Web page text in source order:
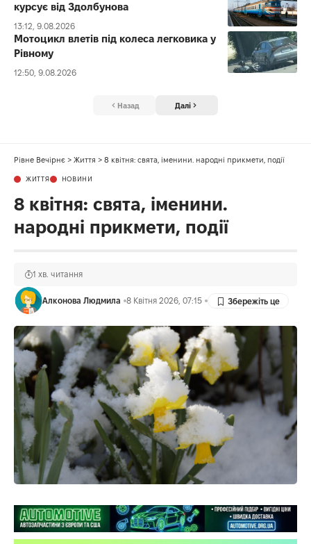
курсує від Здолбунова
13:12, 9.08.2026
Мотоцикл влетів під колеса легковика у
Рівному
12:50, 9.08.2026
Назад Далі
Рівне Вечірнє > Життя > 8 квітня: свята, іменини. народні прикмети, події
ЖИТТЯ НОВИНИ
8 квітня: свята, іменини.
народні прикмети, події
Алконова Людмила 8 Квітня 2026, 07:15
1 хв. читання